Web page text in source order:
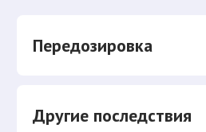
Передозировка
Другие последствия